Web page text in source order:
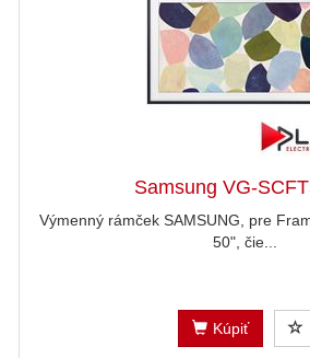
Samsung VG-
Výmenný rámček SAMSUNG, pre
50", čie...
Kúpiť